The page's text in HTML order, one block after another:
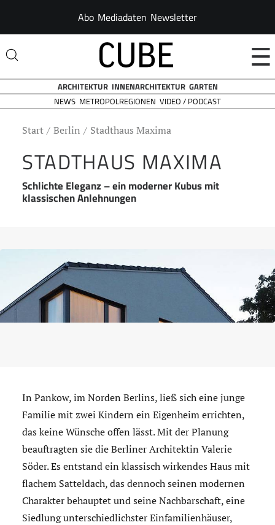
Abo Mediadaten Newsletter
☰
ARCHITEKTUR INNENARCHITEKTUR GARTEN
NEWS METROPOLREGIONEN VIDEO / PODCAST
Start Berlin Stadthaus Maxima
STADTHAUS MAXIMA
Schlichte Eleganz – ein moderner Kubus mit
klassischen Anlehnungen
In Pankow, im Norden Berlins, ließ sich eine junge
Familie mit zwei Kindern ein Eigenheim errichten,
das keine Wünsche offen lässt. Mit der Planung
beauftragten sie die Berliner Architektin Valerie
Söder. Es entstand ein klassisch wirkendes Haus mit
flachem Satteldach, das dennoch seinen modernen
Charakter behauptet und seine Nachbarschaft, eine
Siedlung unterschiedlichster Einfamilienhäuser,